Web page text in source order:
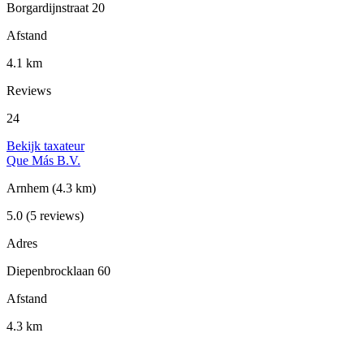
Borgardijnstraat 20
Afstand
4.1 km
Reviews
24
Bekijk taxateur
Que Más B.V.
Arnhem (4.3 km)
5.0 (5 reviews)
Adres
Diepenbrocklaan 60
Afstand
4.3 km